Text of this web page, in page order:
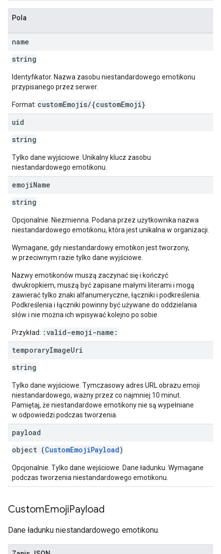
Pola
name
string
Identyfikator. Nazwa zasobu niestandardowego emotikonu
przypisanego przez serwer.
Format: customEmojis/{customEmoji}
uid
string
Tylko dane wyjściowe. Unikalny klucz zasobu
niestandardowego emotikonu.
emojiName
string
Opcjonalnie. Niezmienna. Podana przez użytkownika nazwa
niestandardowego emotikonu, która jest unikalna w organizacji.
Wymagane, gdy niestandardowy emotikon jest tworzony,
w przeciwnym razie tylko dane wyjściowe.
Nazwy emotikonów muszą zaczynać się i kończyć
dwukropkiem, muszą być zapisane małymi literami i mogą
zawierać tylko znaki alfanumeryczne, łączniki i podkreślenia.
Podkreślenia i łączniki powinny być używane do oddzielania
słów i nie można ich wpisywać kolejno po sobie.
Przykład: :valid-emoji-name:
temporaryImageUri
string
Tylko dane wyjściowe. Tymczasowy adres URL obrazu emoji
niestandardowego, ważny przez co najmniej 10 minut.
Pamiętaj, że niestandardowe emotikony nie są wypełniane
w odpowiedzi podczas tworzenia.
payload
object (CustomEmojiPayload)
Opcjonalnie. Tylko dane wejściowe. Dane ładunku. Wymagane
podczas tworzenia niestandardowego emotikonu.
CustomEmojiPayload
Dane ładunku niestandardowego emotikonu.